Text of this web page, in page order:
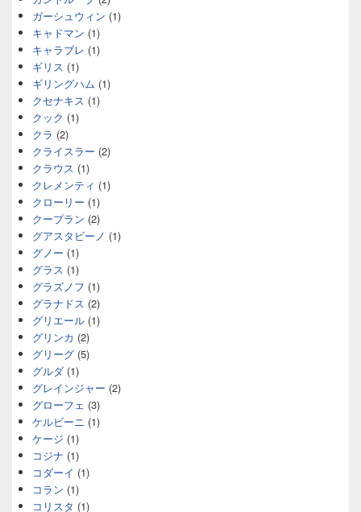
ガーシュウィン (1)
キャドマン (1)
キャラブレ (1)
ギリス (1)
ギリングハム (1)
クセナキス (1)
クック (1)
クラ (2)
クライスラー (2)
クラウス (1)
クレメンティ (1)
クローリー (1)
クープラン (2)
グアスタビーノ (1)
グノー (1)
グラス (1)
グラズノフ (1)
グラナドス (2)
グリエール (1)
グリンカ (2)
グリーグ (5)
グルダ (1)
グレインジャー (2)
グローフェ (3)
ケルビーニ (1)
ケージ (1)
コジナ (1)
コダーイ (1)
コラン (1)
コリスタ (1)